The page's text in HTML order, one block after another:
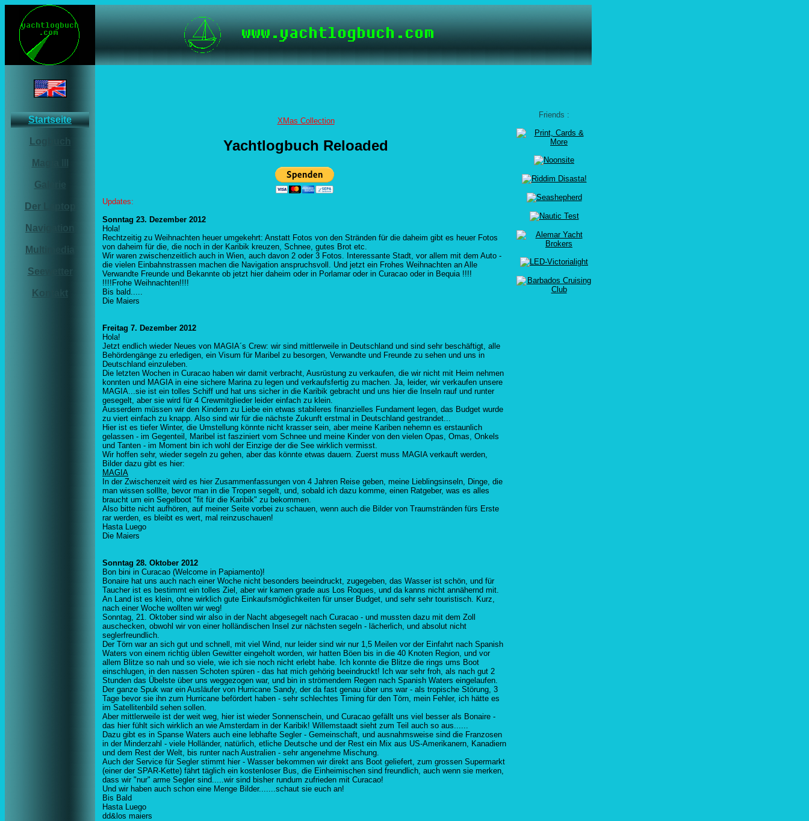
Startseite
Logbuch
Magia III
Galerie
Der Laptop
Navigation
Multimedia
Seewetter
Kontakt
XMas Collection
Yachtlogbuch Reloaded
Updates:
Sonntag 23. Dezember 2012
Hola!
Rechtzeitig zu Weihnachten heuer umgekehrt: Anstatt Fotos von den Stränden für die daheim gibt es heuer Fotos
von daheim für die, die noch in der Karibik kreuzen, Schnee, gutes Brot etc.
Wir waren zwischenzeitlich auch in Wien, auch davon 2 oder 3 Fotos. Interessante Stadt, vor allem mit dem Auto -
die vielen Einbahnstrassen machen die Navigation anspruchsvoll. Und jetzt ein Frohes Weihnachten an Alle
Verwandte Freunde und Bekannte ob jetzt hier daheim oder in Porlamar oder in Curacao oder in Bequia !!!!
!!!!Frohe Weihnachten!!!!
Bis bald.....
Die Maiers
Freitag 7. Dezember 2012
Hola!
Jetzt endlich wieder Neues von MAGIA´s Crew: wir sind mittlerweile in Deutschland und sind sehr beschäftigt, alle
Behördengänge zu erledigen, ein Visum für Maribel zu besorgen, Verwandte und Freunde zu sehen und uns in
Deutschland einzuleben.
Die letzten Wochen in Curacao haben wir damit verbracht, Ausrüstung zu verkaufen, die wir nicht mit Heim nehmen
konnten und MAGIA in eine sichere Marina zu legen und verkaufsfertig zu machen. Ja, leider, wir verkaufen unsere
MAGIA...sie ist ein tolles Schiff und hat uns sicher in die Karibik gebracht und uns hier die Inseln rauf und runter
gesegelt, aber sie wird für 4 Crewmitglieder leider einfach zu klein.
Ausserdem müssen wir den Kindern zu Liebe ein etwas stabileres finanzielles Fundament legen, das Budget wurde
zu viert einfach zu knapp. Also sind wir für die nächste Zukunft erstmal in Deutschland gestrandet...
Hier ist es tiefer Winter, die Umstellung könnte nicht krasser sein, aber meine Kariben nehemn es erstaunlich
gelassen - im Gegenteil, Maribel ist fasziniert vom Schnee und meine Kinder von den vielen Opas, Omas, Onkels
und Tanten - im Moment bin ich wohl der Einzige der die See wirklich vermisst.
Wir hoffen sehr, wieder segeln zu gehen, aber das könnte etwas dauern. Zuerst muss MAGIA verkauft werden,
Bilder dazu gibt es hier:
MAGIA
In der Zwischenzeit wird es hier Zusammenfassungen von 4 Jahren Reise geben, meine Lieblingsinseln, Dinge, die
man wissen solllte, bevor man in die Tropen segelt, und, sobald ich dazu komme, einen Ratgeber, was es alles
braucht um ein Segelboot "fit für die Karibik" zu bekommen.
Also bitte nicht aufhören, auf meiner Seite vorbei zu schauen, wenn auch die Bilder von Traumstränden fürs Erste
rar werden, es bleibt es wert, mal reinzuschauen!
Hasta Luego
Die Maiers
Sonntag 28. Oktober 2012
Bon bini in Curacao (Welcome in Papiamento)!
Bonaire hat uns auch nach einer Woche nicht besonders beeindruckt, zugegeben, das Wasser ist schön, und für
Taucher ist es bestimmt ein tolles Ziel, aber wir kamen grade aus Los Roques, und da kanns nicht annähernd mit.
An Land ist es klein, ohne wirklich gute Einkaufsmöglichkeiten für unser Budget, und sehr sehr touristisch. Kurz,
nach einer Woche wollten wir weg!
Sonntag, 21. Oktober sind wir also in der Nacht abgesegelt nach Curacao - und mussten dazu mit dem Zoll
auschecken, obwohl wir von einer holländischen Insel zur nächsten segeln - lächerlich, und absolut nicht
seglerfreundlich.
Der Törn war an sich gut und schnell, mit viel Wind, nur leider sind wir nur 1,5 Meilen vor der Einfahrt nach Spanish
Waters von einem richtig üblen Gewitter eingeholt worden, wir hatten Böen bis in die 40 Knoten Region, und vor
allem Blitze so nah und so viele, wie ich sie noch nicht erlebt habe. Ich konnte die Blitze die rings ums Boot
einschlugen, in den nassen Schoten spüren - das hat mich gehörig beeindruckt! Ich war sehr froh, als nach gut 2
Stunden das Übelste über uns weggezogen war, und bin in strömendem Regen nach Spanish Waters eingelaufen.
Der ganze Spuk war ein Ausläufer von Hurricane Sandy, der da fast genau über uns war - als tropische Störung, 3
Tage bevor sie ihn zum Hurricane befördert haben - sehr schlechtes Timing für den Törn, mein Fehler, ich hätte es
im Satellitenbild sehen sollen.
Aber mittlerweile ist der weit weg, hier ist wieder Sonnenschein, und Curacao gefällt uns viel besser als Bonaire -
das hier fühlt sich wirklich an wie Amsterdam in der Karibik! Willemstaadt sieht zum Teil auch so aus......
Dazu gibt es in Spanse Waters auch eine lebhafte Segler - Gemeinschaft, und ausnahmsweise sind die Franzosen
in der Minderzahl - viele Holländer, natürlich, etliche Deutsche und der Rest ein Mix aus US-Amerikanern, Kanadiern
und dem Rest der Welt, bis runter nach Australien - sehr angenehme Mischung.
Auch der Service für Segler stimmt hier - Wasser bekommen wir direkt ans Boot geliefert, zum grossen Supermarkt
(einer der SPAR-Kette) fährt täglich ein kostenloser Bus, die Einheimischen sind freundlich, auch wenn sie merken,
dass wir "nur" arme Segler sind.....wir sind bisher rundum zufrieden mit Curacao!
Und wir haben auch schon eine Menge Bilder.......schaut sie euch an!
Bis Bald
Hasta Luego
dd&los maiers
Friends :